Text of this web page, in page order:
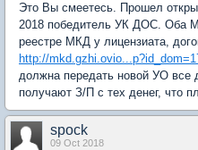
Это Вы смеетесь. Прошел
2018 победитель УК ДОС. Оба
реестре МКД у лицензиата,
http://
должна передать новой УО все
получают З/П с тех денег, что
spock
09 Oct 2018